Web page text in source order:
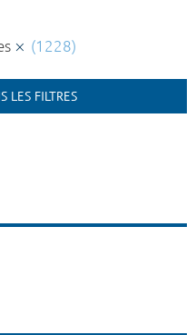
(1228)
LES FILTRES